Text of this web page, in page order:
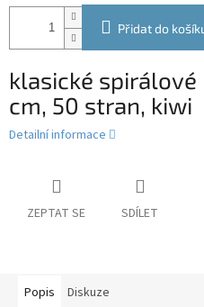
Přidat do
klasické spirálové
cm, 50 stran, kiwi
Detailní informace
ZEPTAT SE SDÍLET
Popis Diskuze